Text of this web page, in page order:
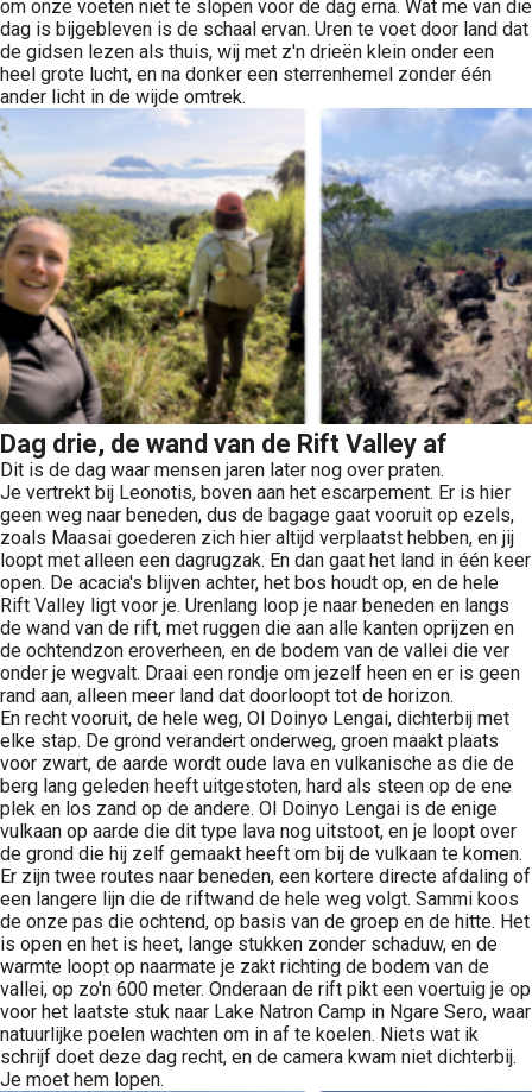
om onze voeten niet te slopen voor de dag erna. Wat me van die
dag is bijgebleven is de schaal ervan. Uren te voet door land dat
de gidsen lezen als thuis, wij met z'n drieën klein onder een
heel grote lucht, en na donker een sterrenhemel zonder één
ander licht in de wijde omtrek.
Dag drie, de wand van de Rift Valley af
Dit is de dag waar mensen jaren later nog over praten.
Je vertrekt bij Leonotis, boven aan het escarpement. Er is hier
geen weg naar beneden, dus de bagage gaat vooruit op ezels,
zoals Maasai goederen zich hier altijd verplaatst hebben, en jij
loopt met alleen een dagrugzak. En dan gaat het land in één keer
open. De acacia's blijven achter, het bos houdt op, en de hele
Rift Valley ligt voor je. Urenlang loop je naar beneden en langs
de wand van de rift, met ruggen die aan alle kanten oprijzen en
de ochtendzon eroverheen, en de bodem van de vallei die ver
onder je wegvalt. Draai een rondje om jezelf heen en er is geen
rand aan, alleen meer land dat doorloopt tot de horizon.
En recht vooruit, de hele weg, Ol Doinyo Lengai, dichterbij met
elke stap. De grond verandert onderweg, groen maakt plaats
voor zwart, de aarde wordt oude lava en vulkanische as die de
berg lang geleden heeft uitgestoten, hard als steen op de ene
plek en los zand op de andere. Ol Doinyo Lengai is de enige
vulkaan op aarde die dit type lava nog uitstoot, en je loopt over
de grond die hij zelf gemaakt heeft om bij de vulkaan te komen.
Er zijn twee routes naar beneden, een kortere directe afdaling of
een langere lijn die de riftwand de hele weg volgt. Sammi koos
de onze pas die ochtend, op basis van de groep en de hitte. Het
is open en het is heet, lange stukken zonder schaduw, en de
warmte loopt op naarmate je zakt richting de bodem van de
vallei, op zo'n 600 meter. Onderaan de rift pikt een voertuig je op
voor het laatste stuk naar Lake Natron Camp in Ngare Sero, waar
natuurlijke poelen wachten om in af te koelen. Niets wat ik
schrijf doet deze dag recht, en de camera kwam niet dichterbij.
Je moet hem lopen.